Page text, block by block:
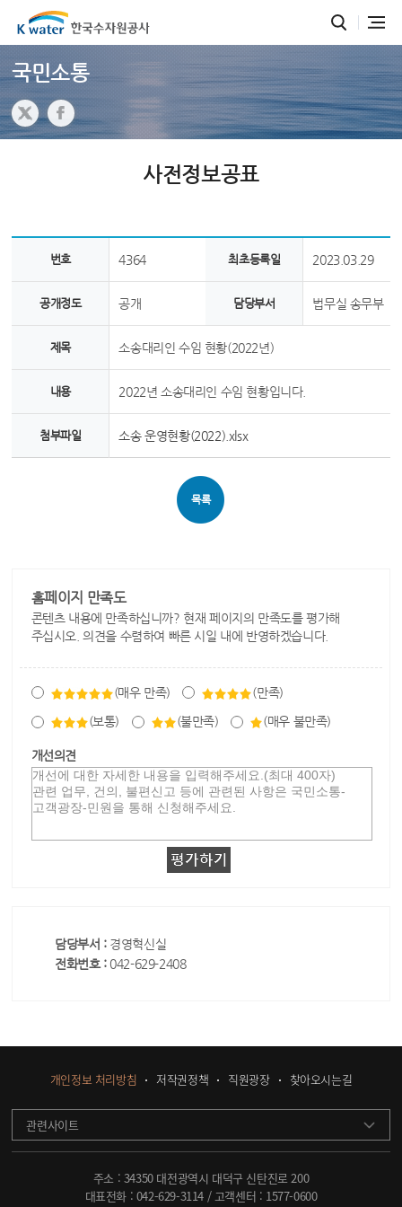
국민소통
사전정보공표
번호 4364 최초등록일 2023.03.29
공개정도 공개 담당부서 법무실 송무부
제목 소송대리인 수임 현황(2022년)
내용 2022년 소송대리인 수임 현황입니다.
첨부파일 소송 운영현황(2022).xlsx
목록
홈페이지 만족도
콘텐츠 내용에 만족하십니까? 현재 페이지의 만족도를 평가해
주십시오. 의견을 수렴하여 빠른 시일 내에 반영하겠습니다.
(매우 만족) (만족)
(보통) (불만족) (매우 불만족)
개선의견
담당부서 : 경영혁신실
전화번호 : 042-629-2408
개인정보 처리방침 저작권정책 직원광장 찾아오시는길
관련사이트
주소 : 34350 대전광역시 대덕구 신탄진로 200
대표전화 : 042-629-3114 / 고객센터 : 1577-0600